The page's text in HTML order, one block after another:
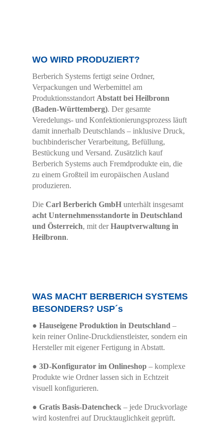
WO WIRD PRODUZIERT?
Berberich Systems fertigt seine Ordner,
Verpackungen und Werbemittel am
Produktionsstandort Abstatt bei Heilbronn
(Baden-Württemberg). Der gesamte
Veredelungs- und Konfektionierungsprozess läuft
damit innerhalb Deutschlands – inklusive Druck,
buchbinderischer Verarbeitung, Befüllung,
Bestückung und Versand. Zusätzlich kauf
Berberich Systems auch Fremdprodukte ein, die
zu einem Großteil im europäischen Ausland
produzieren.
Die Carl Berberich GmbH unterhält insgesamt
acht Unternehmensstandorte in Deutschland
und Österreich, mit derHauptverwaltung in
Heilbronn.
WAS MACHT BERBERICH SYSTEMS
BESONDERS? USP´s
● Hauseigene Produktion in Deutschland –
kein reiner Online-Druckdienstleister, sondern ein
Hersteller mit eigener Fertigung in Abstatt.
● 3D-Konfigurator im Onlineshop – komplexe
Produkte wie Ordner lassen sich in Echtzeit
visuell konfigurieren.
● Gratis Basis-Datencheck – jede Druckvorlage
wird kostenfrei auf Drucktauglichkeit geprüft.